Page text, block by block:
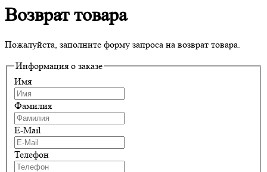
Возврат товара
Пожалуйста, заполните форму запроса на возврат товара.
Информация о заказе
Имя
Фамилия
E-Mail
Телефон